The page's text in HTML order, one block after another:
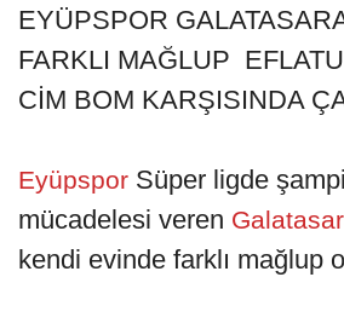
EYÜPSPOR
FARKLI MAĞLUP
CİM BOM KARŞISINDA
Eyüpspor Süper ligde
mücadelesi veren
kendi evinde farklı mağlup